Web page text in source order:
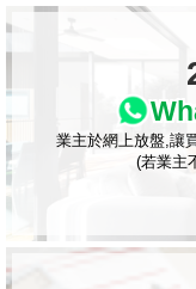
業主於網上放盤,讓
(若業主